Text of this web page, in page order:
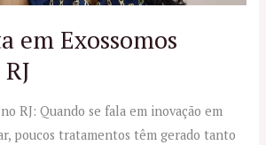
em Exossomos
RJ: Quando se fala em inovação em
poucos tratamentos têm gerado tanto